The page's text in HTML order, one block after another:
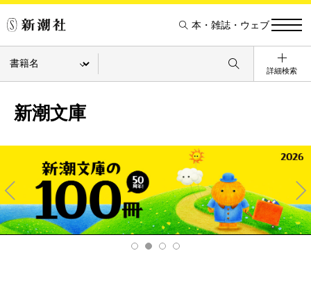
本・雑誌・ウェブ
詳細検索
新潮文庫
Pre
v
Ne
xt